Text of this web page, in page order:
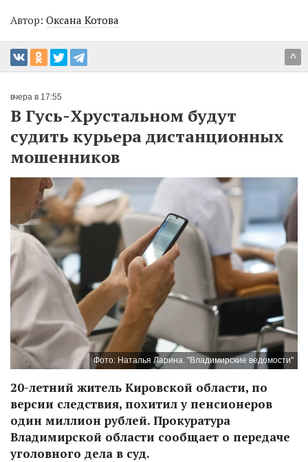
Автор: Оксана Котова
^
вчера в 17:55
В Гусь-Хрустальном будут
судить курьера дистанционных
мошенников
Фото: Наталья Ларина. "Владимирские ведомости"
20-летний житель Кировской области, по
версии следствия, похитил у пенсионеров
один миллион рублей. Прокуратура
Владимирской области сообщает о передаче
уголовного дела в суд.